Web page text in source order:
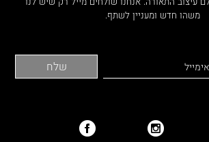
משהו חדש ומעניין לשתף.